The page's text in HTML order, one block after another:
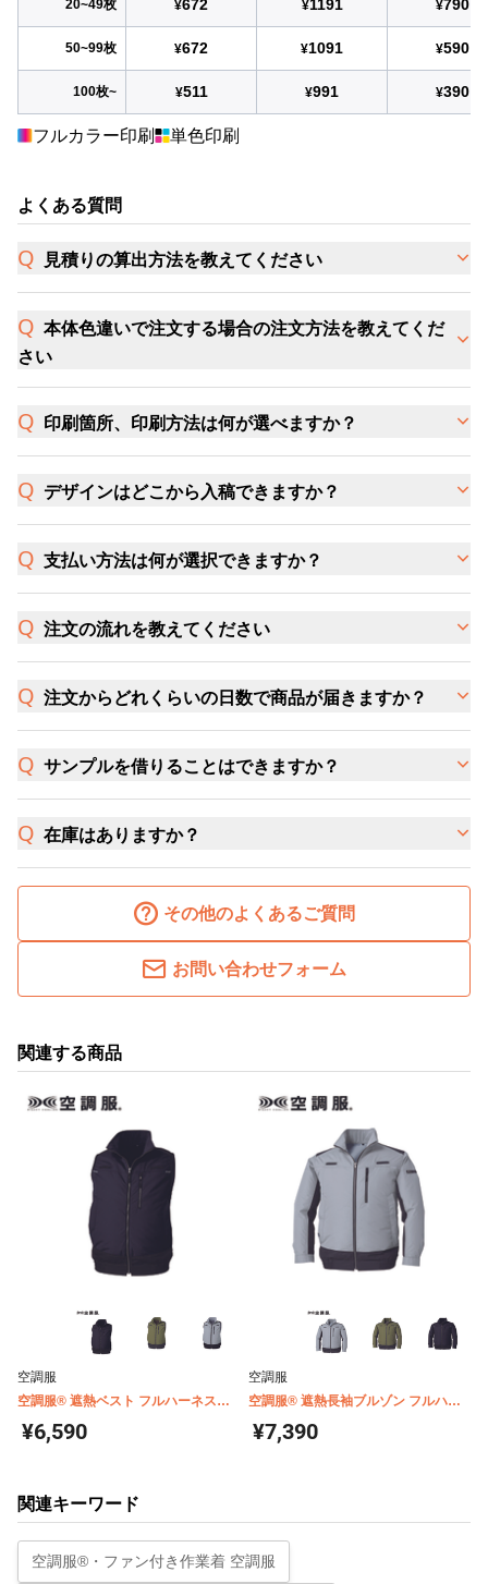
20~49枚 ¥672 ¥1191 ¥790
50~99枚 ¥672 ¥1091 ¥590
100枚~ ¥511 ¥991 ¥390
フルカラー印刷 単色印刷
よくある質問
見積りの算出方法を教えてください
本体色違いで注文する場合の注文方法を教えてくだ
さい
印刷箇所、印刷方法は何が選べますか？
デザインはどこから入稿できますか？
支払い方法は何が選択できますか？
注文の流れを教えてください
注文からどれくらいの日数で商品が届きますか？
サンプルを借りることはできますか？
在庫はありますか？
その他のよくあるご質問
お問い合わせフォーム
関連する商品
空調服
空調服® 遮熱ベスト フルハーネス対
品) KU92120
¥6,590
空調服
空調服® 遮熱長袖ブルゾン フルハー
単体商品) KU92110
¥7,390
関連キーワード
空調服®・ファン付き作業着 空調服